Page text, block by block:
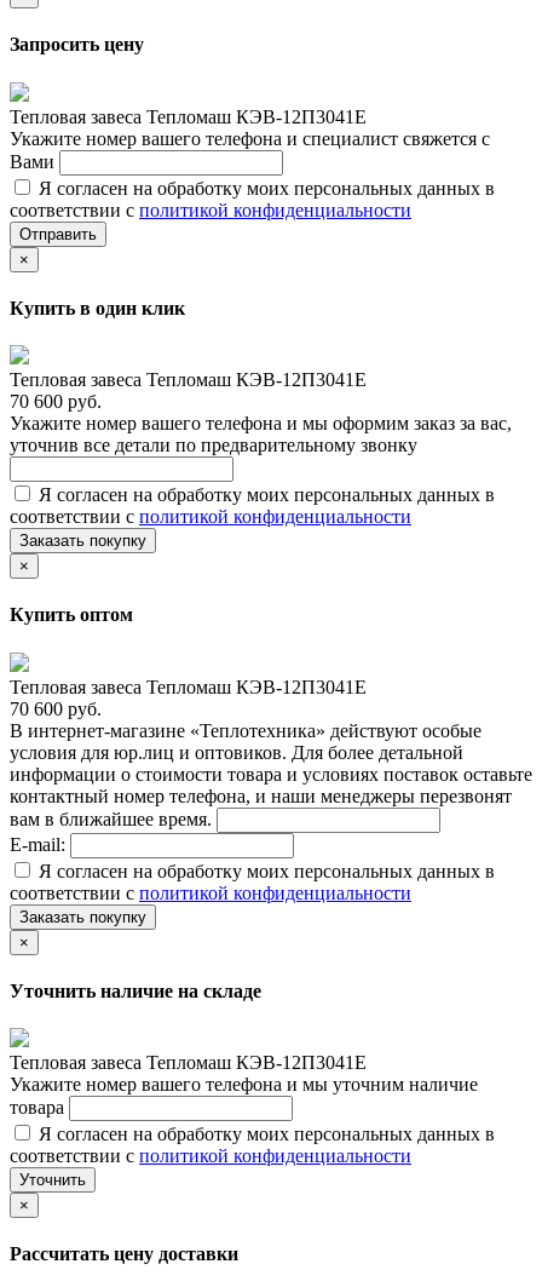
Запросить цену
Тепловая завеса Тепломаш КЭВ-12П3041Е
Укажите номер вашего телефона и специалист свяжется с
Вами
Я согласен на обработку моих персональных данных в
соответствии с политикой конфиденциальности
Отправить
×
Купить в один клик
Тепловая завеса Тепломаш КЭВ-12П3041Е
70 600 руб.
Укажите номер вашего телефона и мы оформим заказ за вас,
уточнив все детали по предварительному звонку
Я согласен на обработку моих персональных данных в
соответствии с политикой конфиденциальности
Заказать покупку
×
Купить оптом
Тепловая завеса Тепломаш КЭВ-12П3041Е
70 600 руб.
В интернет-магазине «Теплотехника» действуют особые
условия для юр.лиц и оптовиков. Для более детальной
информации о стоимости товара и условиях поставок оставьте
контактный номер телефона, и наши менеджеры перезвонят
вам в ближайшее время.
E-mail:
Я согласен на обработку моих персональных данных в
соответствии с политикой конфиденциальности
Заказать покупку
×
Уточнить наличие на складе
Тепловая завеса Тепломаш КЭВ-12П3041Е
Укажите номер вашего телефона и мы уточним наличие
товара
Я согласен на обработку моих персональных данных в
соответствии с политикой конфиденциальности
Уточнить
×
Рассчитать цену доставки